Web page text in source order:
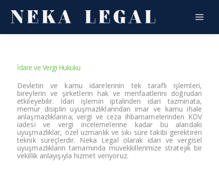
atla
İdare ve Vergi Hukuku
Devletin ve kamu idarelerinin tek taraflı işlemleri,
bireylerin ve şirketlerin hak ve menfaatlerini doğrudan
etkileyebilir. İdari işlemin iptalinden idari tazminata,
memur disiplin uyuşmazlıklarından imar ve kamu ihale
anlaşmazlıklarına; vergi ve ceza ihbarnamelerinden KDV
iadesi ve vergi incelemelerine kadar bu alandaki
uyuşmazlıklar, özel uzmanlık ve sıkı süre takibi gerektiren
teknik süreçlerdir. Neka Legal olarak idari ve vergisel
uyuşmazlıkların tamamında müvekkillerimize stratejik bir
vekillik anlayışıyla hizmet veriyoruz.